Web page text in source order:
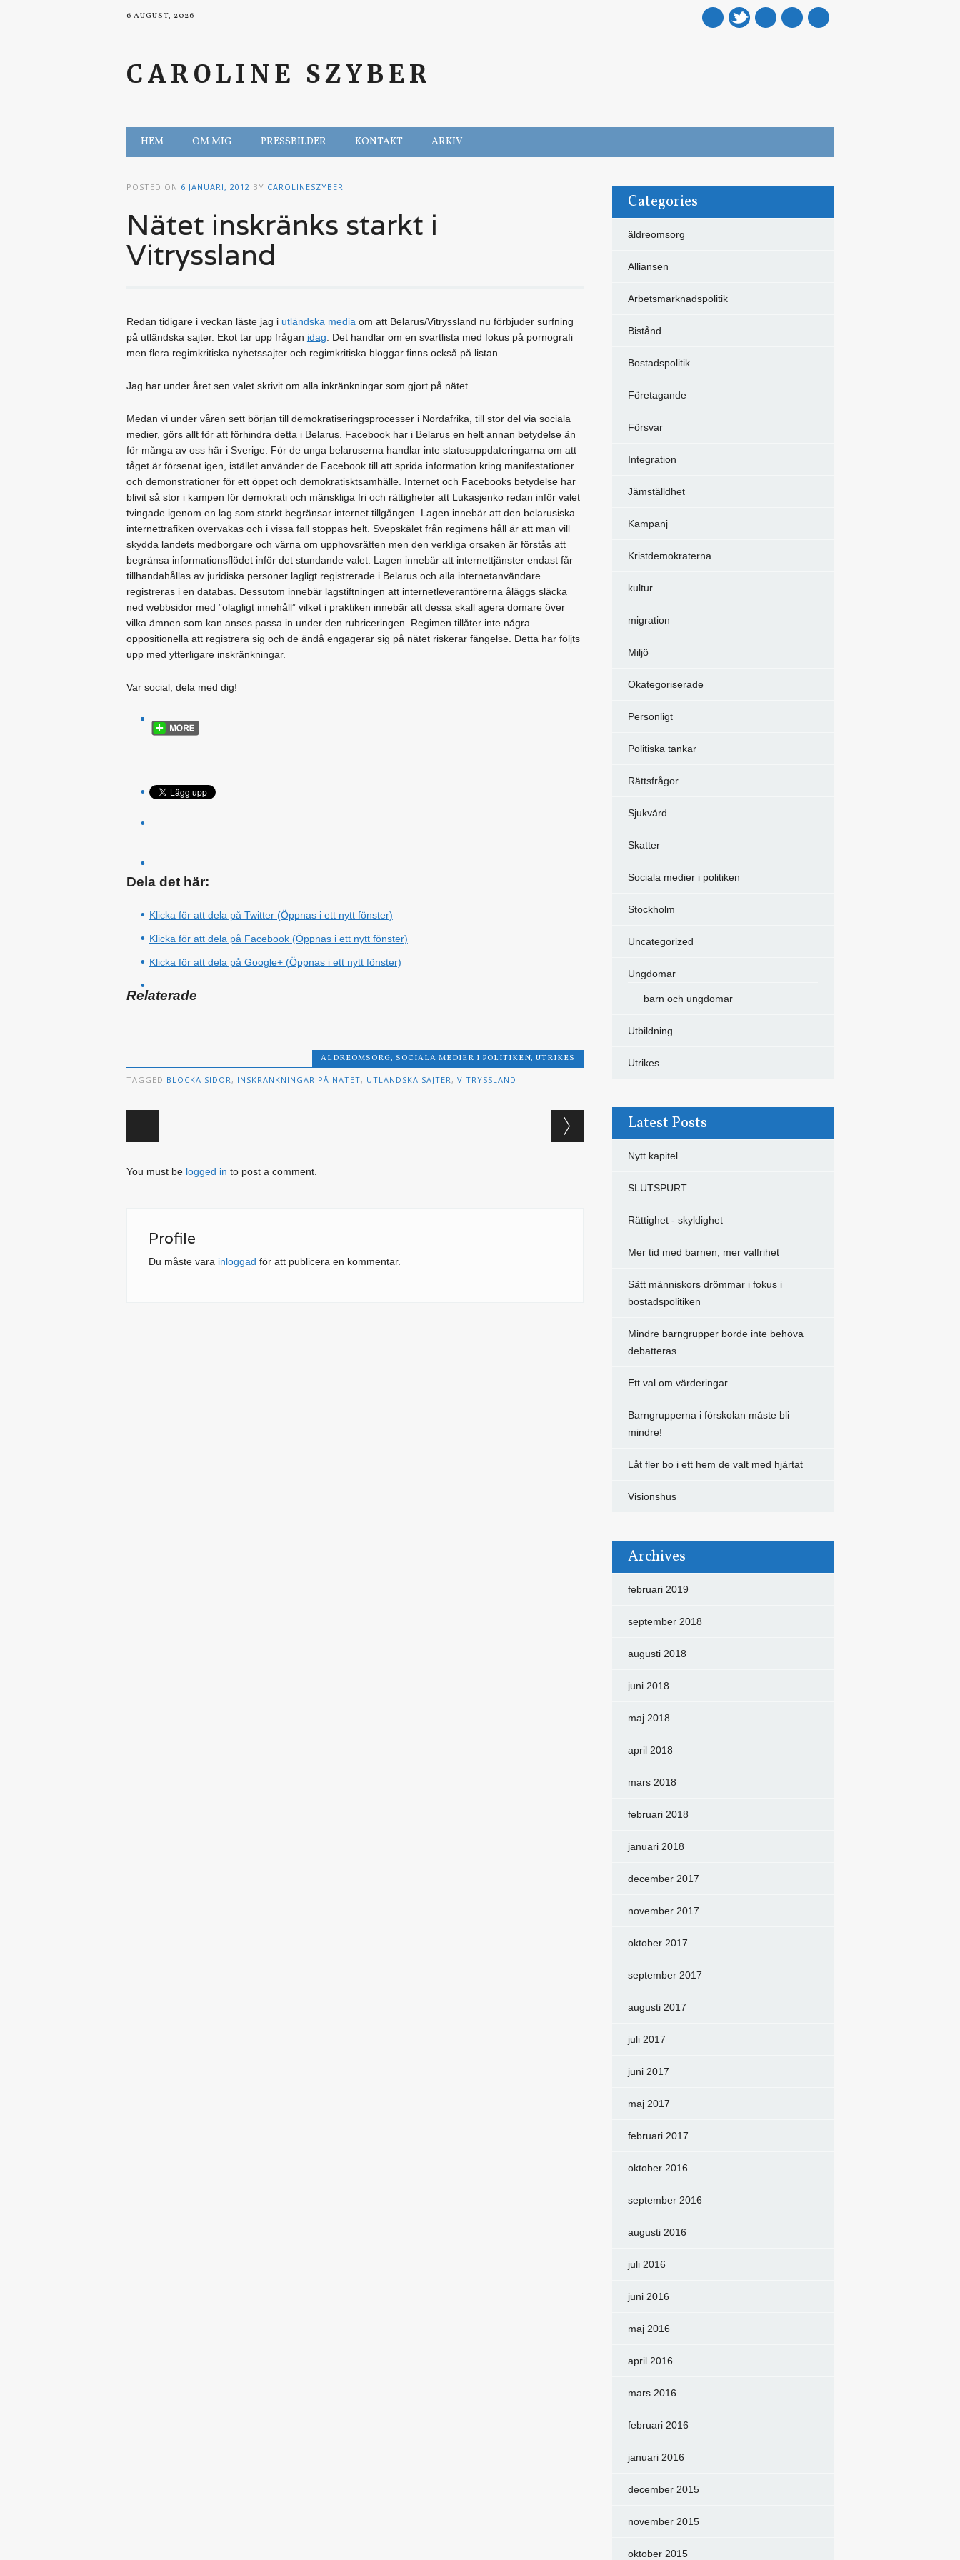
6 AUGUST, 2026
mail
CAROLINE SZYBER
Main menu
Skip to content
HEM OM MIG PRESSBILDER KONTAKT ARKIV
POSTED ON 6 JANUARI, 2012 BY CAROLINESZYBER
Nätet inskränks starkt i
Vitryssland
Redan tidigare i veckan läste jag i utländska media om att Belarus/Vitryssland nu förbjuder surfning
på utländska sajter. Ekot tar upp frågan idag . Det handlar om en svartlista med fokus på pornografi
men flera regimkritiska nyhetssajter och regimkritiska bloggar finns också på listan.
Jag har under året sen valet skrivit om alla inkränkningar som gjort på nätet.
Medan vi under våren sett början till demokratiseringsprocesser i Nordafrika, till stor del via sociala
medier, görs allt för att förhindra detta i Belarus. Facebook har i Belarus en helt annan betydelse än
för många av oss här i Sverige. För de unga belaruserna handlar inte statusuppdateringarna om att
tåget är försenat igen, istället använder de Facebook till att sprida information kring manifestationer
och demonstrationer för ett öppet och demokratisktsamhälle. Internet och Facebooks betydelse har
blivit så stor i kampen för demokrati och mänskliga fri och rättigheter att Lukasjenko redan inför valet
tvingade igenom en lag som starkt begränsar internet tillgången. Lagen innebär att den belarusiska
internettrafiken övervakas och i vissa fall stoppas helt. Svepskälet från regimens håll är att man vill
skydda landets medborgare och värna om upphovsrätten men den verkliga orsaken är förstås att
begränsa informationsflödet inför det stundande valet. Lagen innebär att internettjänster endast får
tillhandahållas av juridiska personer lagligt registrerade i Belarus och alla internetanvändare
registreras i en databas. Dessutom innebär lagstiftningen att internetleverantörerna åläggs släcka
ned webbsidor med ”olagligt innehåll” vilket i praktiken innebär att dessa skall agera domare över
vilka ämnen som kan anses passa in under den rubriceringen. Regimen tillåter inte några
oppositionella att registrera sig och de ändå engagerar sig på nätet riskerar fängelse. Detta har följts
upp med ytterligare inskränkningar.
Var social, dela med dig!
Dela det här:
Klicka för att dela på Twitter (Öppnas i ett nytt fönster)
Klicka för att dela på Facebook (Öppnas i ett nytt fönster)
Klicka för att dela på Google+ (Öppnas i ett nytt fönster)
Relaterade
ÄLDREOMSORG,SOCIALA MEDIER I POLITIKEN,UTRIKES
TAGGED BLOCKA SIDOR, INSKRÄNKNINGAR PÅ NÄTET, UTLÄNDSKA SAJTER, VITRYSSLAND
You must be logged in to post a comment.
Profile
Du måste vara inloggad för att publicera en kommentar.
Categories
äldreomsorg
Alliansen
Arbetsmarknadspolitik
Bistånd
Bostadspolitik
Företagande
Försvar
Integration
Jämställdhet
Kampanj
Kristdemokraterna
kultur
migration
Miljö
Okategoriserade
Personligt
Politiska tankar
Rättsfrågor
Sjukvård
Skatter
Sociala medier i politiken
Stockholm
Uncategorized
Ungdomar
barn och ungdomar
Utbildning
Utrikes
Latest Posts
Nytt kapitel
SLUTSPURT
Rättighet - skyldighet
Mer tid med barnen, mer valfrihet
Sätt människors drömmar i fokus i
bostadspolitiken
Mindre barngrupper borde inte behöva
debatteras
Ett val om värderingar
Barngrupperna i förskolan måste bli
mindre!
Låt fler bo i ett hem de valt med hjärtat
Visionshus
Archives
februari 2019
september 2018
augusti 2018
juni 2018
maj 2018
april 2018
mars 2018
februari 2018
januari 2018
december 2017
november 2017
oktober 2017
september 2017
augusti 2017
juli 2017
juni 2017
maj 2017
februari 2017
oktober 2016
september 2016
augusti 2016
juli 2016
juni 2016
maj 2016
april 2016
mars 2016
februari 2016
januari 2016
december 2015
november 2015
oktober 2015